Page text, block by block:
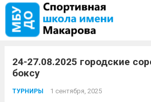
24-27.08.2025 городские
боксу
ТУРНИРЫ 1 сентября, 2025